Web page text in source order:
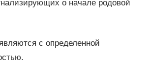
о начале родовой
с определенной